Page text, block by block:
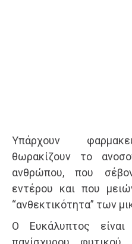
Υπάρχουν
θωρακίζουν το
ανθρώπου, που
εντέρου και που
“ανθεκτικότητα” των
Ο Ευκάλυπτος είναι